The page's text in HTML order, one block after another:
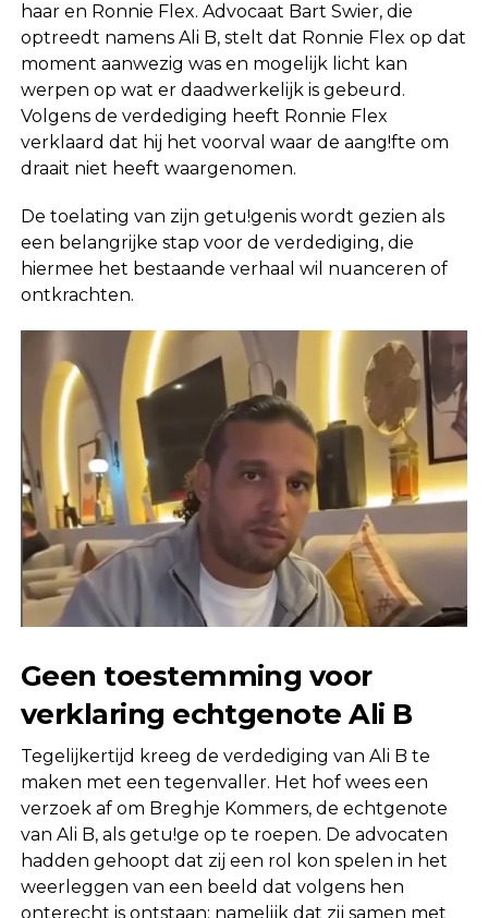
haar en Ronnie Flex. Advocaat Bart Swier, die
optreedt namens Ali B, stelt dat Ronnie Flex op dat
moment aanwezig was en mogelijk licht kan
werpen op wat er daadwerkelijk is gebeurd.
Volgens de verdediging heeft Ronnie Flex
verklaard dat hij het voorval waar de aang!fte om
draait niet heeft waargenomen.
De toelating van zijn getu!genis wordt gezien als
een belangrijke stap voor de verdediging, die
hiermee het bestaande verhaal wil nuanceren of
ontkrachten.
Geen toestemming voor
verklaring echtgenote Ali B
Tegelijkertijd kreeg de verdediging van Ali B te
maken met een tegenvaller. Het hof wees een
verzoek af om Breghje Kommers, de echtgenote
van Ali B, als getu!ge op te roepen. De advocaten
hadden gehoopt dat zij een rol kon spelen in het
weerleggen van een beeld dat volgens hen
onterecht is ontstaan: namelijk dat zij samen met